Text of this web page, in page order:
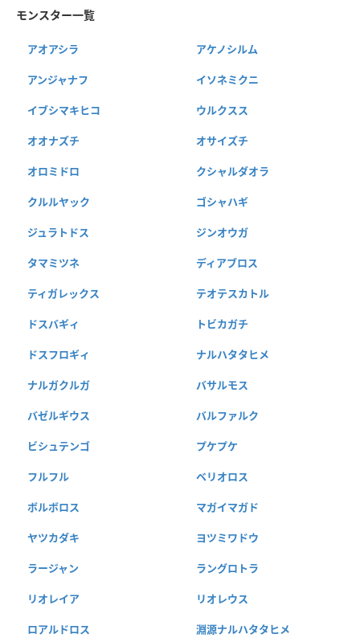
モンスター一覧
アオアシラ アケノシルム
アンジャナフ イソネミクニ
イブシマキヒコ ウルクスス
オオナズチ オサイズチ
オロミドロ クシャルダオラ
クルルヤック ゴシャハギ
ジュラトドス ジンオウガ
タマミツネ ディアブロス
ティガレックス テオテスカトル
ドスバギィ トビカガチ
ドスフロギィ ナルハタタヒメ
ナルガクルガ バサルモス
バゼルギウス バルファルク
ビシュテンゴ プケプケ
フルフル ベリオロス
ボルボロス マガイマガド
ヤツカダキ ヨツミワドウ
ラージャン ラングロトラ
リオレイア リオレウス
ロアルドロス 淵源ナルハタタヒメ